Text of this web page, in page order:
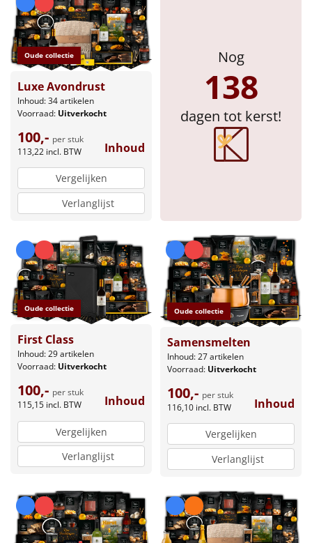
Particulier
Kerstgeschenken 2026
Relatiegeschenken
Cadeaubon
Per stuk
Alle overige
Oude collectie
Luxe Avondrust
Inhoud: 34 artikelen
Voorraad: Uitverkocht
100,- per stuk
113,22 incl. BTW Inhoud
Vergelijken
Verlanglijst
Nog
138
dagen tot kerst!
Oude collectie
First Class
Inhoud: 29 artikelen
Voorraad: Uitverkocht
100,- per stuk
115,15 incl. BTW Inhoud
Vergelijken
Verlanglijst
Oude collectie
Samensmelten
Inhoud: 27 artikelen
Voorraad: Uitverkocht
100,- per stuk
116,10 incl. BTW Inhoud
Vergelijken
Verlanglijst